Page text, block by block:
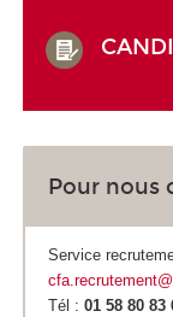
Pour nous
Service
Tél : 01 58 80 83